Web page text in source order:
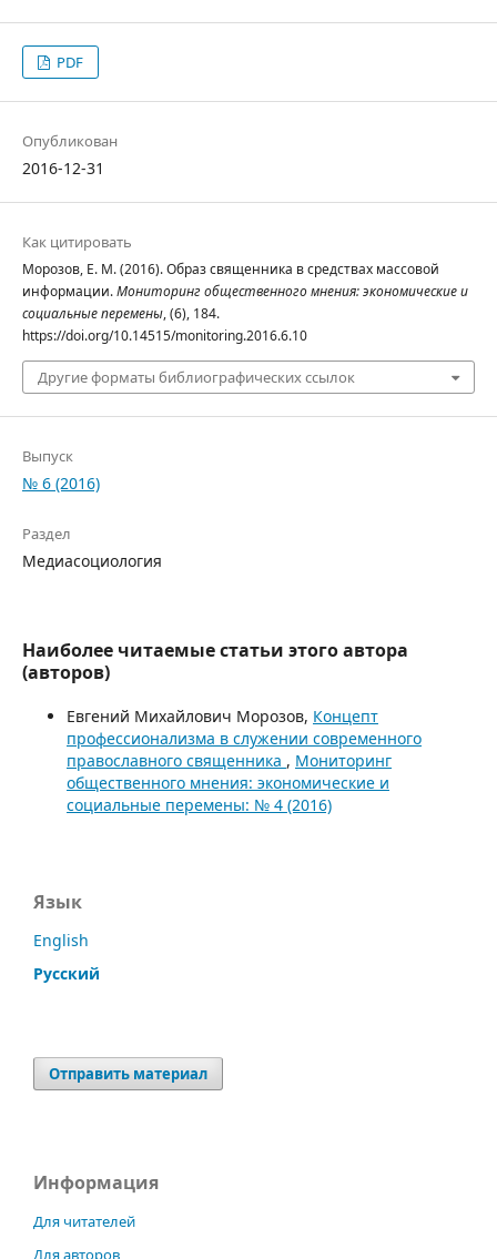
PDF
Опубликован
2016-12-31
Как цитировать
Морозов, Е. М. (2016). Образ священника в средствах массовой
информации.Мониторинг общественного мнения: экономические и
социальные перемены, (6), 184.
https://doi.org/10.14515/monitoring.2016.6.10
Другие форматы библиографических ссылок
Выпуск
№ 6 (2016)
Раздел
Медиасоциология
Наиболее читаемые статьи этого автора
(авторов)
Евгений Михайлович Морозов, Концепт
профессионализма в служении современного
православного священника , Мониторинг
общественного мнения: экономические и
социальные перемены: № 4 (2016)
Язык
English
Русский
Отправить материал
Информация
Для читателей
Для авторов